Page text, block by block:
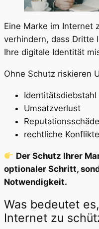
Eine Marke im Internet
verhindern, dass Dritte
Ihre digitale Identität
Ohne Schutz riskieren
Identitätsdiebstahl
Umsatzverlust
rechtliche Konflikte
Der Schutz Ihrer
optionaler Schritt,
Notwendigkeit.
Was bedeutet
Internet zu